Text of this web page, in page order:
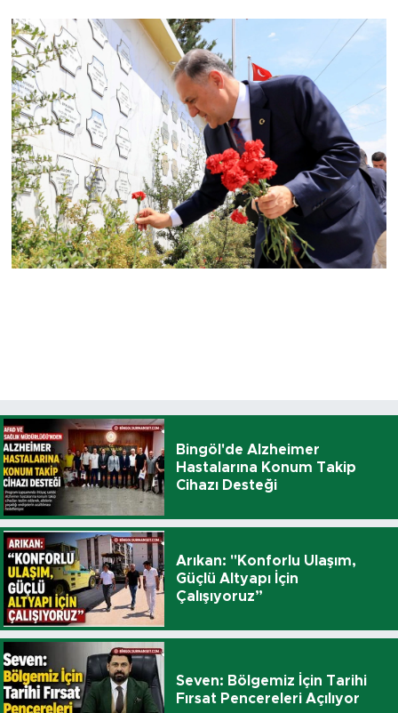
Bingöl'de Alzheimer
Hastalarına Konum Takip
Cihazı Desteği
Arıkan: "Konforlu Ulaşım,
Güçlü Altyapı İçin
Çalışıyoruz”
Seven: Bölgemiz İçin Tarihi
Fırsat Pencereleri Açılıyor